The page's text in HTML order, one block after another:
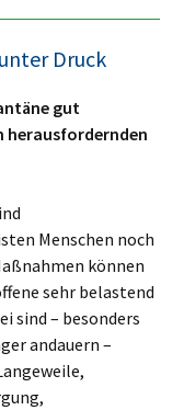
Druck
gut
herausfordernden
Menschen noch
können
sehr belastend
sind – besonders
andauern –